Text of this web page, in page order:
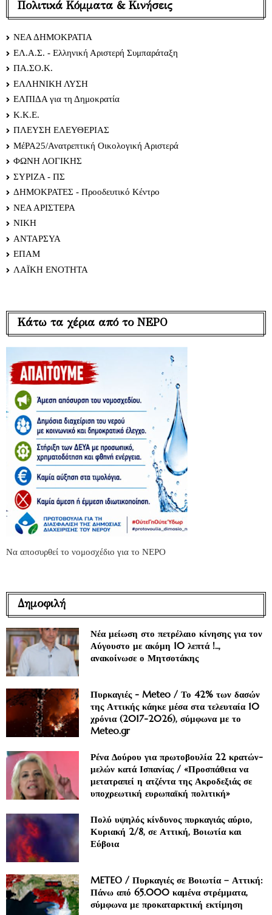
Πολιτικά Κόμματα & Κινήσεις
ΝΕΑ ΔΗΜΟΚΡΑΤΙΑ
ΕΛ.Α.Σ. - Ελληνική Αριστερή Συμπαράταξη
ΠΑ.ΣΟ.Κ.
ΕΛΛΗΝΙΚΗ ΛΥΣΗ
ΕΛΠΙΔΑ για τη Δημοκρατία
Κ.Κ.Ε.
ΠΛΕΥΣΗ ΕΛΕΥΘΕΡΙΑΣ
ΜέΡΑ25/Ανατρεπτική Οικολογική Αριστερά
ΦΩΝΗ ΛΟΓΙΚΗΣ
ΣΥΡΙΖΑ - ΠΣ
ΔΗΜΟΚΡΑΤΕΣ - Προοδευτικό Κέντρο
ΝΕΑ ΑΡΙΣΤΕΡΑ
ΝΙΚΗ
ΑΝΤΑΡΣΥΑ
ΕΠΑΜ
ΛΑΪΚΗ ΕΝΟΤΗΤΑ
Κάτω τα χέρια από το ΝΕΡΟ
Να αποσυρθεί το νομοσχέδιο για το ΝΕΡΟ
Δημοφιλή
Νέα μείωση στο πετρέλαιο κίνησης για τον
Αύγουστο με ακόμη 10 λεπτά !..,
ανακοίνωσε ο Μητσοτάκης
Πυρκαγιές - Meteo / Το 42% των δασών
της Αττικής κάηκε μέσα στα τελευταία 10
χρόνια (2017-2026), σύμφωνα με το
Meteo.gr
Ρένα Δούρου για πρωτοβουλία 22 κρατών-
μελών κατά Ισπανίας / «Προσπάθεια να
μετατραπεί η ατζέντα της Ακροδεξιάς σε
υποχρεωτική ευρωπαϊκή πολιτική»
Πολύ υψηλός κίνδυνος πυρκαγιάς αύριο,
Κυριακή 2/8, σε Αττική, Βοιωτία και
Εύβοια
METEO / Πυρκαγιές σε Βοιωτία – Αττική:
Πάνω από 65.000 καμένα στρέμματα,
σύμφωνα με προκαταρκτική εκτίμηση